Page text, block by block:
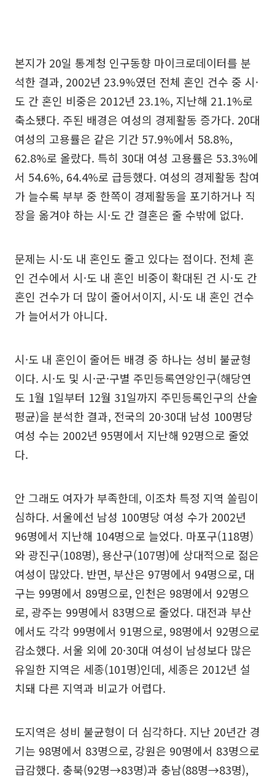
본지가 20일 통계청 인구동향 마이크로데이터를 분
석한 결과, 2002년 23.9%였던 전체 혼인 건수 중 시·
도 간 혼인 비중은 2012년 23.1%, 지난해 21.1%로
축소됐다. 주된 배경은 여성의 경제활동 증가다. 20대
여성의 고용률은 같은 기간 57.9%에서 58.8%,
62.8%로 올랐다. 특히 30대 여성 고용률은 53.3%에
서 54.6%, 64.4%로 급등했다. 여성의 경제활동 참여
가 늘수록 부부 중 한쪽이 경제활동을 포기하거나 직
장을 옮겨야 하는 시·도 간 결혼은 줄 수밖에 없다.
문제는 시·도 내 혼인도 줄고 있다는 점이다. 전체 혼
인 건수에서 시·도 내 혼인 비중이 확대된 건 시·도 간
혼인 건수가 더 많이 줄어서이지, 시·도 내 혼인 건수
가 늘어서가 아니다.
시·도 내 혼인이 줄어든 배경 중 하나는 성비 불균형
이다. 시·도 및 시·군·구별 주민등록연앙인구(해당연
도 1월 1일부터 12월 31일까지 주민등록인구의 산술
평균)을 분석한 결과, 전국의 20·30대 남성 100명당
여성 수는 2002년 95명에서 지난해 92명으로 줄었
다.
안 그래도 여자가 부족한데, 이조차 특정 지역 쏠림이
심하다. 서울에선 남성 100명당 여성 수가 2002년
96명에서 지난해 104명으로 늘었다. 마포구(118명)
와 광진구(108명), 용산구(107명)에 상대적으로 젊은
여성이 많았다. 반면, 부산은 97명에서 94명으로, 대
구는 99명에서 89명으로, 인천은 98명에서 92명으
로, 광주는 99명에서 83명으로 줄었다. 대전과 부산
에서도 각각 99명에서 91명으로, 98명에서 92명으로
감소했다. 서울 외에 20·30대 여성이 남성보다 많은
유일한 지역은 세종(101명)인데, 세종은 2012년 설
치돼 다른 지역과 비교가 어렵다.
도지역은 성비 불균형이 더 심각하다. 지난 20년간 경
기는 98명에서 83명으로, 강원은 90명에서 83명으로
급감했다. 충북(92명→83명)과 충남(88명→83명),